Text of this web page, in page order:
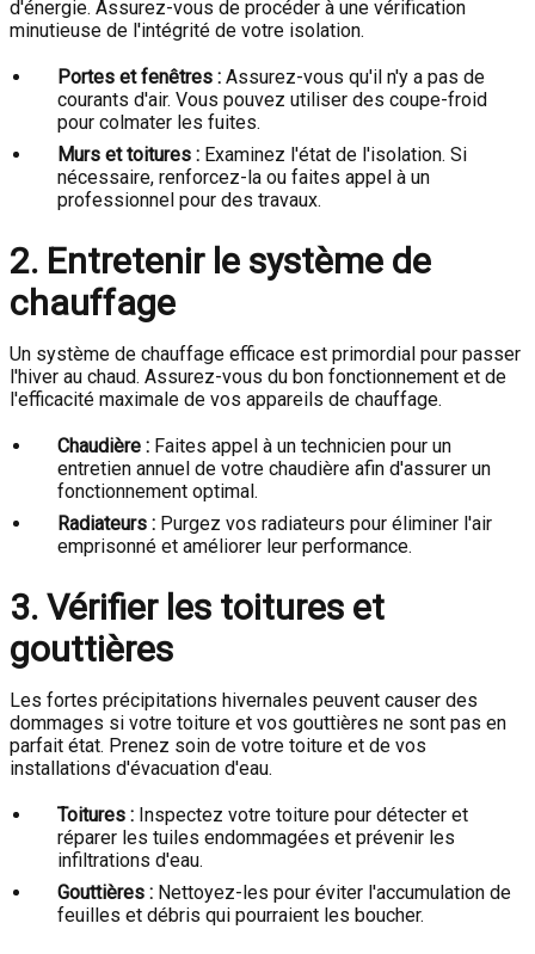
d'énergie. Assurez-vous de procéder à une vérification
minutieuse de l'intégrité de votre isolation.
Portes et fenêtres : Assurez-vous qu'il n'y a pas de
courants d'air. Vous pouvez utiliser des coupe-froid
pour colmater les fuites.
Murs et toitures : Examinez l'état de l'isolation. Si
nécessaire, renforcez-la ou faites appel à un
professionnel pour des travaux.
2. Entretenir le système de
chauffage
Un système de chauffage efficace est primordial pour passer
l'hiver au chaud. Assurez-vous du bon fonctionnement et de
l'efficacité maximale de vos appareils de chauffage.
Chaudière : Faites appel à un technicien pour un
entretien annuel de votre chaudière afin d'assurer un
fonctionnement optimal.
Radiateurs : Purgez vos radiateurs pour éliminer l'air
emprisonné et améliorer leur performance.
3. Vérifier les toitures et
gouttières
Les fortes précipitations hivernales peuvent causer des
dommages si votre toiture et vos gouttières ne sont pas en
parfait état. Prenez soin de votre toiture et de vos
installations d'évacuation d'eau.
Toitures : Inspectez votre toiture pour détecter et
réparer les tuiles endommagées et prévenir les
infiltrations d'eau.
Gouttières : Nettoyez-les pour éviter l'accumulation de
feuilles et débris qui pourraient les boucher.